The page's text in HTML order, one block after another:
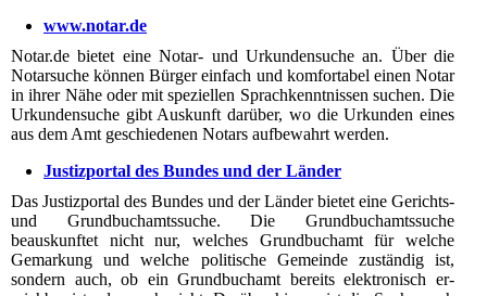
www.notar.de
Notar.de bietet eine Notar- und Urkundensuche an. Über die
Notarsuche können Bürger einfach und komfortabel einen Notar
in ihrer Nähe oder mit speziellen Sprachkenntnissen suchen. Die
Ur­kunden­suche gibt Auskunft darüber, wo die Urkunden eines
aus dem Amt geschiedenen Notars aufbewahrt werden.
Justizportal des Bundes und der Länder
Das Justizportal des Bundes und der Länder bietet eine Gerichts-
und Grundbuchamtssuche. Die Grundbuchamtssuche
beauskunftet nicht nur, welches Grundbuchamt für welche
Gemarkung und welche politische Gemeinde zuständig ist,
sondern auch, ob ein Grundbuchamt bereits elektronisch er­